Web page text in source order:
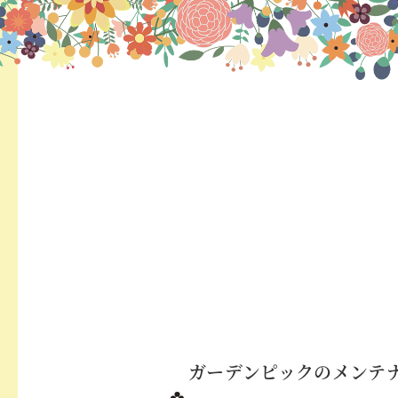
ガーデンピックのメンテ